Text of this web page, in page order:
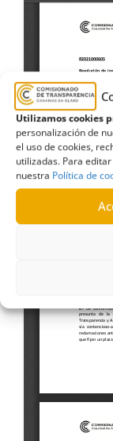
Utilizamos cookies
personalización de
el uso de cookies,
utilizadas. Para
nuestra Política de